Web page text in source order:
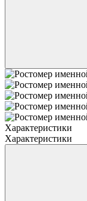
Характеристики
Характеристики